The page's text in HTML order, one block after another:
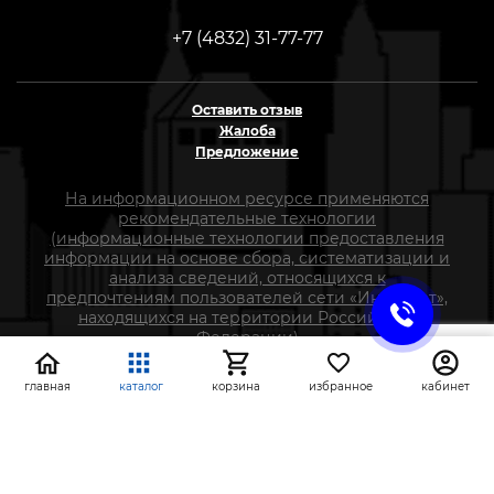
+7 (4832) 31-77-77
Оставить отзыв
Жалоба
Предложение
На информационном ресурсе применяются
рекомендательные технологии
(информационные технологии предоставления
информации на основе сбора, систематизации и
анализа сведений, относящихся к
предпочтениям пользователей сети «Интернет»,
находящихся на территории Российской
Федерации)
СтройлоН 1998-2026 г.
главная каталог корзина избранное кабинет